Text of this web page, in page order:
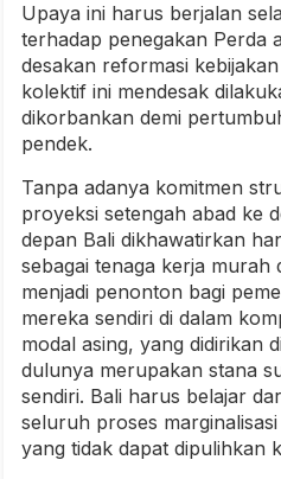
Upaya ini harus berjalan
terhadap penegakan Perda
desakan reformasi
kolektif ini mendesak
dikorbankan demi
pendek.
Tanpa adanya komitmen
proyeksi setengah abad ke
depan Bali dikhawatirkan
sebagai tenaga kerja murah
menjadi penonton bagi
mereka sendiri di dalam
modal asing, yang didirikan
dulunya merupakan stana
sendiri. Bali harus belajar
seluruh proses
yang tidak dapat dipulihkan